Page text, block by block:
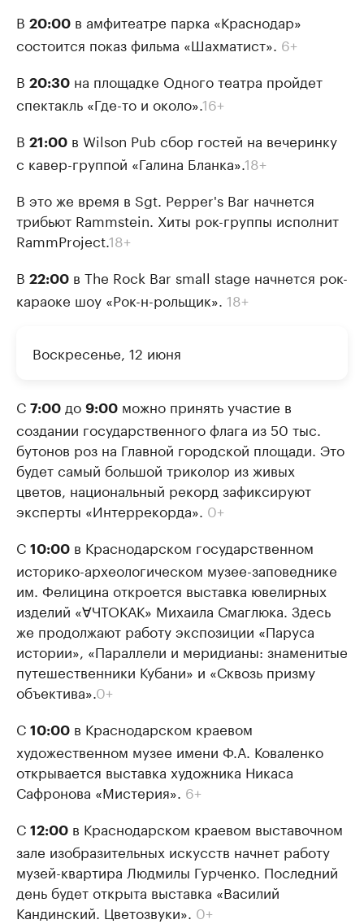
В 20:00 в амфитеатре парка «Краснодар»
состоится показ фильма «Шахматист». 6+
В 20:30 на площадке Одного театра пройдет
спектакль «Где-то и около».16+
В 21:00 в Wilson Pub сбор гостей на вечеринку
с кавер-группой «Галина Бланка».18+
В это же время в Sgt. Pepper's Bar начнется
трибьют Rammstein. Хиты рок-группы исполнит
RammProject.18+
В 22:00 в The Rock Bar small stage начнется рок-
караоке шоу «Рок-н-рольщик». 18+
Воскресенье, 12 июня
С 7:00 до 9:00 можно принять участие в
создании государственного флага из 50 тыс.
бутонов роз на Главной городской площади. Это
будет самый большой триколор из живых
цветов, национальный рекорд зафиксируют
эксперты «Интеррекорда». 0+
С 10:00 в Краснодарском государственном
историко-археологическом музее-заповеднике
им. Фелицина откроется выставка ювелирных
изделий «∀ЧТОКАК» Михаила Смаглюка. Здесь
же продолжают работу экспозиции «Паруса
истории», «Параллели и меридианы: знаменитые
путешественники Кубани» и «Сквозь призму
объектива».0+
С 10:00 в Краснодарском краевом
художественном музее имени Ф.А. Коваленко
открывается выставка художника Никаса
Сафронова «Мистерия». 6+
С 12:00 в Краснодарском краевом выставочном
зале изобразительных искусств начнет работу
музей-квартира Людмилы Гурченко. Последний
день будет открыта выставка «Василий
Кандинский. Цветозвуки». 0+